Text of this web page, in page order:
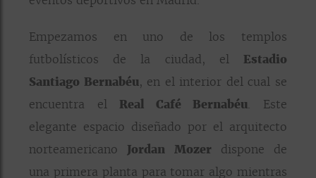
Empezamos en uno de los templos
futbolísticos de la ciudad, el Estadio
Santiago Bernabéu, en el interior del cual se
encuentra el Real Café Bernabéu. Este
elegante espacio diseñado por el arquitecto
norteamericano Jordan Mozer dispone de
una primera planta para tomar algo mientras